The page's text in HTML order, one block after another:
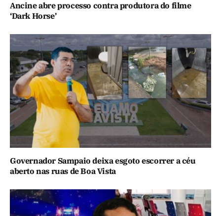
Ancine abre processo contra produtora do filme
‘Dark Horse’
Governador Sampaio deixa esgoto escorrer a céu
aberto nas ruas de Boa Vista